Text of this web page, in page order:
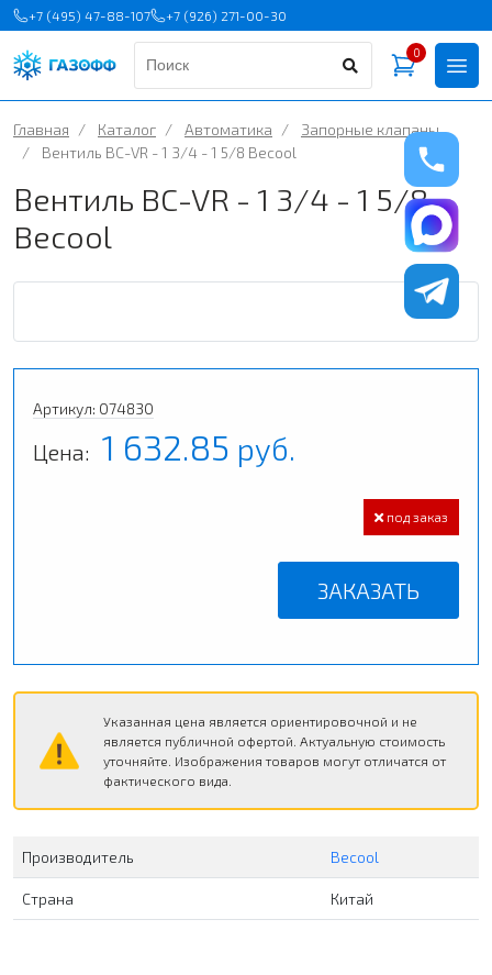
+7 (495) 47-88-107 +7 (926) 271-00-30
0
Главная / Каталог / Автоматика /
Запорные клапаны
/
Вентиль BC-VR - 1 3/4 - 1 5/8 Becool
Вентиль BC-VR - 1 3/4 - 1 5/8
Becool
Артикул: 074830
Цена: 1 632.85 руб.
под заказ
ЗАКАЗАТЬ
Указанная цена является ориентировочной и не
является публичной офертой. Актуальную стоимость
уточняйте. Изображения товаров могут отличатся от
фактического вида.
Производитель Becool
Страна Китай